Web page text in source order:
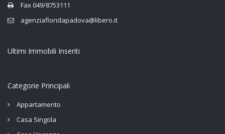
Fax 049/8753111
agenziafloridapadova@libero.it
Ultimi Immobili Inseriti
Categorie Principali
Appartamento
Casa Singola